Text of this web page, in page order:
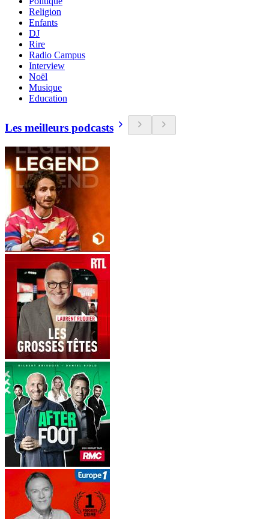
Religion
Enfants
DJ
Rire
Radio Campus
Interview
Noël
Musique
Education
Les meilleurs podcasts